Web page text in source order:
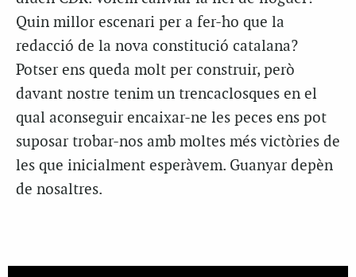
Quin millor escenari per a fer-ho que la
redacció de la nova constitució catalana?
Potser ens queda molt per construir, però
davant nostre tenim un trencaclosques en el
qual aconseguir encaixar-ne les peces ens pot
suposar trobar-nos amb moltes més victòries de
les que inicialment esperàvem. Guanyar depèn
de nosaltres.